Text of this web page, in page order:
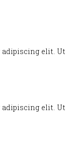
elit. Ut
elit. Ut